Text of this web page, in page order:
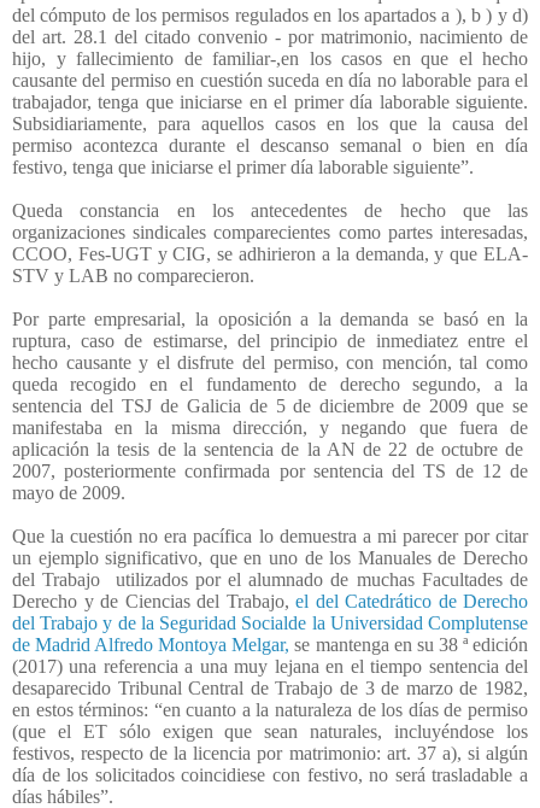
del cómputo de los permisos regulados en los apartados a ), b ) y d)
del art. 28.1 del citado convenio - por matrimonio, nacimiento de
hijo, y fallecimiento de familiar-,en los casos en que el hecho
causante del permiso en cuestión suceda en día no laborable para el
trabajador, tenga que iniciarse en el primer día laborable siguiente.
Subsidiariamente, para aquellos casos en los que la causa del
permiso acontezca durante el descanso semanal o bien en día
festivo, tenga que iniciarse el primer día laborable siguiente”.
Queda constancia en los antecedentes de hecho que las
organizaciones sindicales comparecientes como partes interesadas,
CCOO, Fes-UGT y CIG, se adhirieron a la demanda, y que ELA-
STV y LAB no comparecieron.
Por parte empresarial, la oposición a la demanda se basó en la
ruptura, caso de estimarse, del principio de inmediatez entre el
hecho causante y el disfrute del permiso, con mención, tal como
queda recogido en el fundamento de derecho segundo, a la
sentencia del TSJ de Galicia de 5 de diciembre de 2009 que se
manifestaba en la misma dirección, y negando que fuera de
aplicación la tesis de la sentencia de la AN de 22 de octubre de
2007, posteriormente confirmada por sentencia del TS de 12 de
mayo de 2009.
Que la cuestión no era pacífica lo demuestra a mi parecer por citar
un ejemplo significativo, que en uno de los Manuales de Derecho
del Trabajo
utilizados por el alumnado de muchas Facultades de
Derecho y de Ciencias del Trabajo, el del Catedrático de Derecho
del Trabajo y de la Seguridad Socialde la Universidad Complutense
de Madrid Alfredo Montoya Melgar, se mantenga en su 38 ª edición
(2017) una referencia a una muy lejana en el tiempo sentencia del
desaparecido Tribunal Central de Trabajo de 3 de marzo de 1982,
en estos términos: “en cuanto a la naturaleza de los días de permiso
(que el ET sólo exigen que sean naturales, incluyéndose los
festivos, respecto de la licencia por matrimonio: art. 37 a), si algún
día de los solicitados coincidiese con festivo, no será trasladable a
días hábiles”.